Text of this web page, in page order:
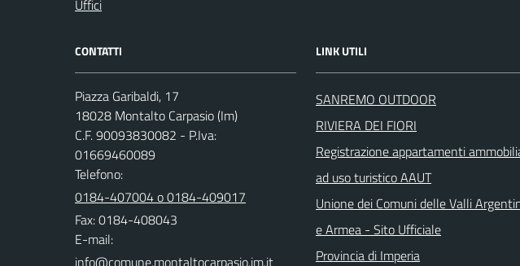
Uffici
CONTATTI
Piazza Garibaldi, 17
18028 Montalto Carpasio (Im)
C.F. 90093830082 - P.Iva:
01669460089
Telefono:
0184-407004 o 0184-409017
Fax: 0184-408043
E-mail:
LINK UTILI
SANREMO OUTDOOR
RIVIERA DEI FIORI
Registrazione appartamenti
ad uso turistico AAUT
Unione dei Comuni delle Valli
e Armea - Sito Ufficiale
Provincia di Imperia